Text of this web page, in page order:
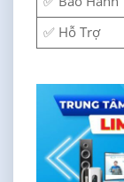
✅ Hỗ Trợ